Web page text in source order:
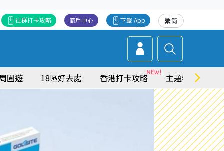
繁简
下載 App
商戶中心
社群打卡攻略
圍遊 18區好去處 香港打卡攻略 主題特集